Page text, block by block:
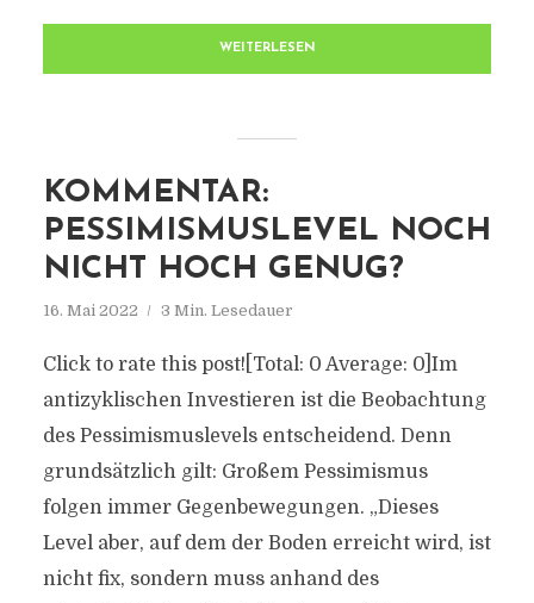
WEITERLESEN
KOMMENTAR:
PESSIMISMUSLEVEL NOCH
NICHT HOCH GENUG?
16. Mai 2022 3 Min. Lesedauer
Click to rate this post![Total: 0 Average: 0]Im
antizyklischen Investieren ist die Beobachtung
des Pessimismuslevels entscheidend. Denn
grundsätzlich gilt: Großem Pessimismus
folgen immer Gegenbewegungen. „Dieses
Level aber, auf dem der Boden erreicht wird, ist
nicht fix, sondern muss anhand des